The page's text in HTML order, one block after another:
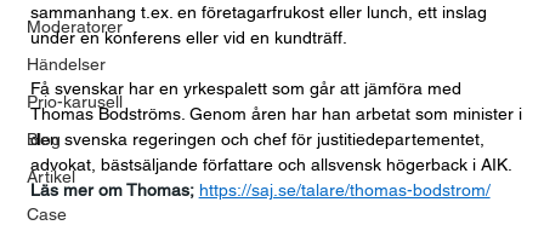
Moderatorer
Händelser
Prio-karusell
Blog
Artikel
Case
sammanhang t.ex. en företagarfrukost eller lunch, ett inslag
under en konferens eller vid en kundträff.
Få svenskar har en yrkespalett som går att jämföra med
Thomas Bodströms. Genom åren har han arbetat som minister i
den svenska regeringen och chef för justitiedepartementet,
advokat, bästsäljande författare och allsvensk högerback i AIK.
Läs mer om Thomas; https://saj.se/talare/thomas-bodstrom/